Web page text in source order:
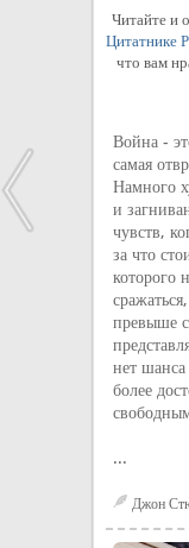
Читайте и
Цитатнике
что вам
Война -
самая
Намного
и
чувств,
за что
которого
превыше
нет шанса
более
...
Джон